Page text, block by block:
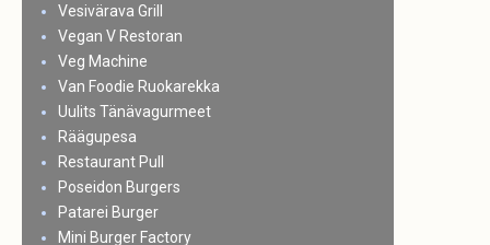
Vesivärava Grill
Vegan V Restoran
Veg Machine
Van Foodie Ruokarekka
Uulits Tänävagurmeet
Räägupesa
Restaurant Pull
Poseidon Burgers
Patarei Burger
Mini Burger Factory